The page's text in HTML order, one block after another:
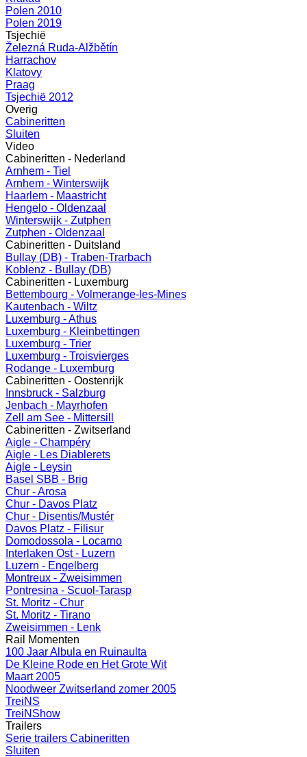
Polen 2010
Polen 2019
Tsjechië
Železná Ruda-Alžbětín
Harrachov
Klatovy
Praag
Tsjechië 2012
Overig
Cabineritten
Sluiten
Video
Cabineritten - Nederland
Arnhem - Tiel
Arnhem - Winterswijk
Haarlem - Maastricht
Hengelo - Oldenzaal
Winterswijk - Zutphen
Zutphen - Oldenzaal
Cabineritten - Duitsland
Bullay (DB) - Traben-Trarbach
Koblenz - Bullay (DB)
Cabineritten - Luxemburg
Bettembourg - Volmerange-les-Mines
Kautenbach - Wiltz
Luxemburg - Athus
Luxemburg - Kleinbettingen
Luxemburg - Trier
Luxemburg - Troisvierges
Rodange - Luxemburg
Cabineritten - Oostenrijk
Innsbruck - Salzburg
Jenbach - Mayrhofen
Zell am See - Mittersill
Cabineritten - Zwitserland
Aigle - Champéry
Aigle - Les Diablerets
Aigle - Leysin
Basel SBB - Brig
Chur - Arosa
Chur - Davos Platz
Chur - Disentis/Mustér
Davos Platz - Filisur
Domodossola - Locarno
Interlaken Ost - Luzern
Luzern - Engelberg
Montreux - Zweisimmen
Pontresina - Scuol-Tarasp
St. Moritz - Chur
St. Moritz - Tirano
Zweisimmen - Lenk
Rail Momenten
100 Jaar Albula en Ruinaulta
De Kleine Rode en Het Grote Wit
Maart 2005
Noodweer Zwitserland zomer 2005
TreiNS
TreiNShow
Trailers
Serie trailers Cabineritten
Sluiten